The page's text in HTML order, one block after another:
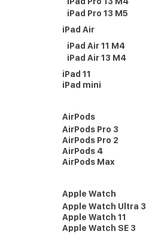
iPad Pro 13 M5
iPad Air
iPad Air 11 M4
iPad Air 13 M4
iPad 11
iPad mini
AirPods
AirPods Pro 3
AirPods Pro 2
AirPods 4
AirPods Max
Apple Watch
Apple Watch Ultra 3
Apple Watch 11
Apple Watch SE 3